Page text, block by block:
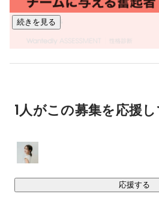
■ デザインプラットフォーム事業
クライアントワークで培ったノウハ
スも展開しています。
- デザイナー就活プラットフォーム
Student」
- AIデザインツールSaaS「Layermate
- 採用を効率化するAIエージェント「
■ グループ会社
続きを見る
1人がこの募集を応援
応援する